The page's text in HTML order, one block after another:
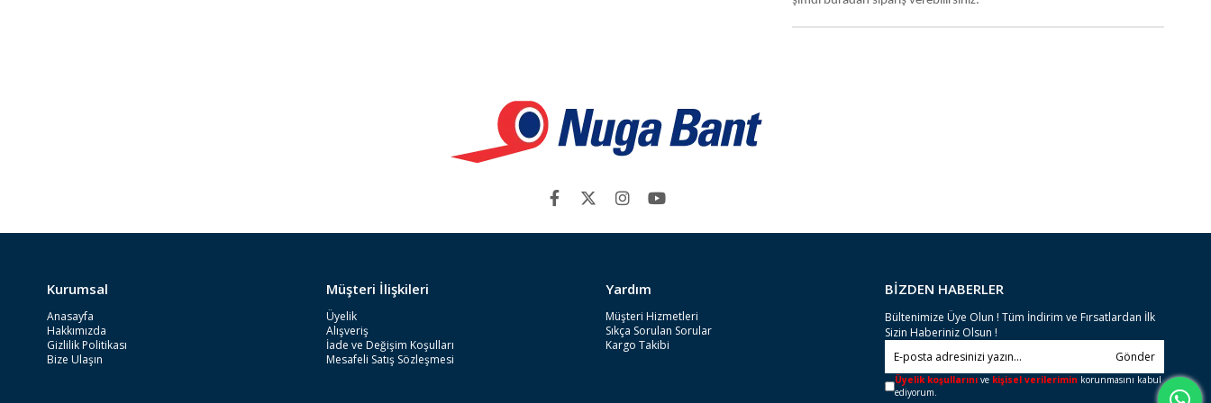
Kurumsal
Anasayfa
Hakkımızda
Gizlilik Politikası
Bize Ulaşın
Müşteri İlişkileri
Üyelik
Alışveriş
İade ve Değişim Koşulları
Mesafeli Satış Sözleşmesi
Yardım
Müşteri Hizmetleri
Sıkça Sorulan Sorular
Kargo Takibi
BİZDEN HABERLER
Bültenimize Üye Olun ! Tüm İndirim ve Fırsatlardan İlk
Sizin Haberiniz Olsun !
Gönder
Üyelik koşullarını ve kişisel verilerimin korunmasını kabul
ediyorum.